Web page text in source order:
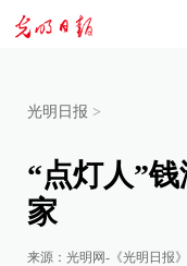
光明日报 >
“点灯人”
家
来源： 光明网-《光明日报》